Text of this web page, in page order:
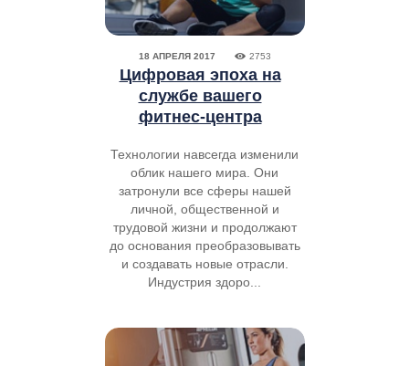
18 АПРЕЛЯ 2017 2753
Цифровая эпоха на
службе вашего
фитнес-центра
Технологии навсегда изменили
облик нашего мира. Они
затронули все сферы нашей
личной, общественной и
трудовой жизни и продолжают
до основания преобразовывать
и создавать новые отрасли.
Индустрия здоро...